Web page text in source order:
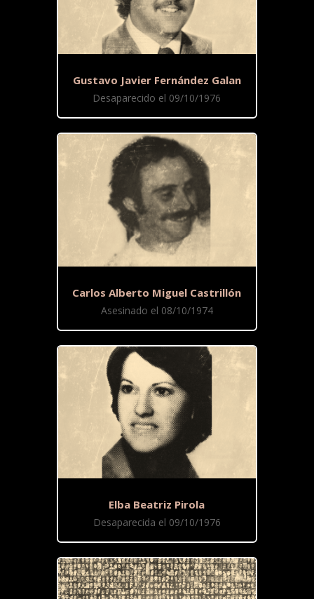
Gustavo Javier Fernández Galan
Desaparecido el 09/10/1976
Carlos Alberto Miguel Castrillón
Asesinado el 08/10/1974
Elba Beatriz Pirola
Desaparecida el 09/10/1976